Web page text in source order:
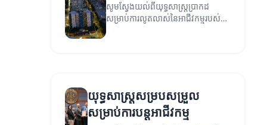
សូមស្វែងយល់ពីយុទ្ធសាស្ត្រប្រាកដ
សម្រាប់ការលូតលាស់នៃអាជីវកម្មរបស់
អ្នក។
យុទ្ធសាស្ត្រសម្របសម្រួល
សម្រាប់ការបន្តអាជីវកម្ម